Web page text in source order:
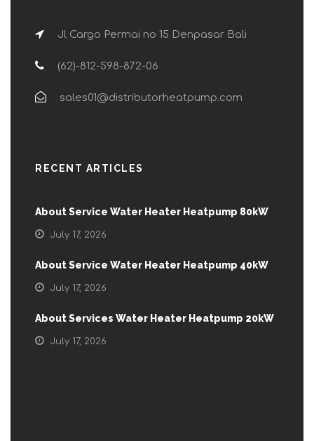
Jl Cargo Permai no 15 Denpasar Bali
(62)-812-598-872-06
sales01@distributorheatpump.com
RECENT ARTICLES
About Service Water Heater Heatpump 80kW
July 17, 2026
About Service Water Heater Heatpump 40kW
July 17, 2026
About Services Water Heater Heatpump 20kW
July 17, 2026